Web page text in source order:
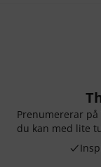
Prenumererar
du kan med lite